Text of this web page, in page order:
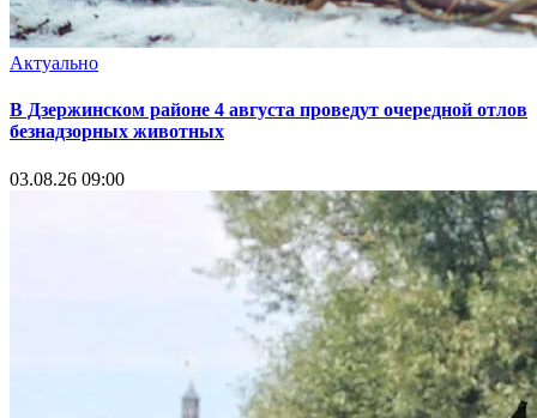
Актуально
В Дзержинском районе 4 августа проведут очередной отлов
безнадзорных животных
03.08.26 09:00